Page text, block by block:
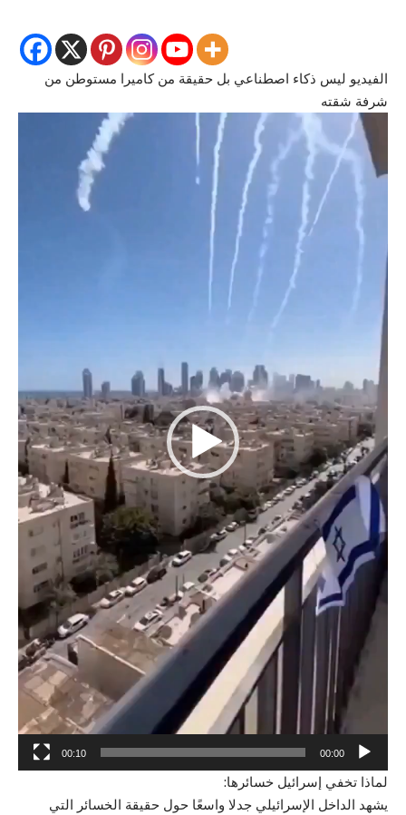
الفيديو ليس ذكاء اصطناعي بل حقيقة منكاميرا مستوطن من
شرفة شقته
مشغل
الفيديو
00:00
00:10
لماذا تخفي إسرائيل خسائرها:
يشهد الداخل الإسرائيلي جدلا واسعًا حول حقيقة الخسائر التي